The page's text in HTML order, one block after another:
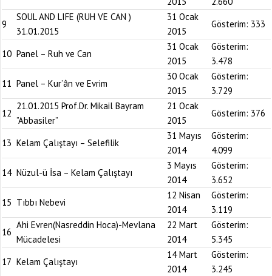
9
SOUL AND LIFE (RUH VE CAN )
31.01.2015
31 Ocak
2015
Gösterim: 333
10 Panel – Ruh ve Can
31 Ocak
2015
Gösterim:
3.478
11 Panel – Kur’ân ve Evrim
30 Ocak
2015
Gösterim:
3.729
12
21.01.2015 Prof.Dr. Mikail Bayram
”Abbasiler”
21 Ocak
2015
Gösterim: 376
13 Kelam Çalıştayı – Selefilik
31 Mayıs
2014
Gösterim:
4.099
14 Nüzul-ü İsa – Kelam Çalıştayı
3 Mayıs
2014
Gösterim:
3.652
15 Tıbbı Nebevi
12 Nisan
2014
Gösterim:
3.119
16
Ahi Evren(Nasreddin Hoca)-Mevlana
Mücadelesi
22 Mart
2014
Gösterim:
5.345
17 Kelam Çalıştayı
14 Mart
2014
Gösterim:
3.245